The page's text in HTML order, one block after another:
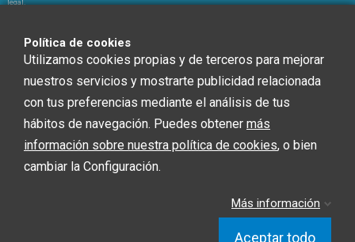
legal.
CHEF GLOBAL 2014 SOCIEDAD LIMITADA ha recibido una ayuda de la Unión
Europea con cargo al Fondo NextGenerationEU, en el marco del Plan de
Recuperación, Trasformación y Resiliencia, para INSTALACIÓN SOLAR
almacenamiento, con fuentes de Energía renovable, así como la
la Junta de Andalucía, a través de la Agencia Andaluza de la Energía.”
Política de cookies
Utilizamos cookies propias y de terceros para mejorar
nuestros servicios y mostrarte publicidad relacionada
con tus preferencias mediante el análisis de tus
hábitos de navegación. Puedes obtener más
información sobre nuestra política de cookies, o bien
cambiar la Configuración.
Más información
Aceptar todo